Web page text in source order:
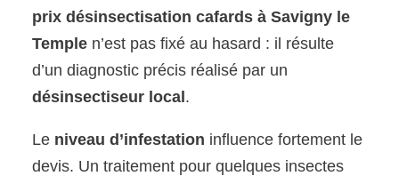
prix désinsectisation cafards à Savigny le
Temple n’est pas fixé au hasard : il résulte
d’un diagnostic précis réalisé par un
désinsectiseur local.
Le niveau d’infestation influence fortement le
devis. Un traitement pour quelques insectes